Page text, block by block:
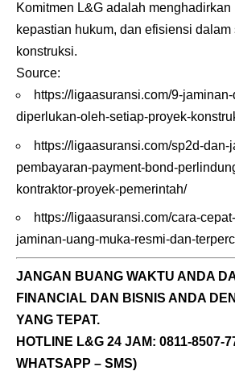
Komitmen L&G adalah menghadirkan
kepastian hukum, dan efisiensi dalam
konstruksi.
Source:
https://ligaasuransi.com/9-
diperlukan-oleh-setiap-proyek-
https://ligaasuransi.com/sp2d-dan-
pembayaran-payment-bond-
kontraktor-proyek-pemerintah/
https://ligaasuransi.com/cara-
jaminan-uang-muka-resmi-dan-
JANGAN BUANG WAKTU ANDA
FINANCIAL DAN BISNIS ANDA
YANG TEPAT.
HOTLINE L&G 24 JAM: 0811-8507-
WHATSAPP – SMS)